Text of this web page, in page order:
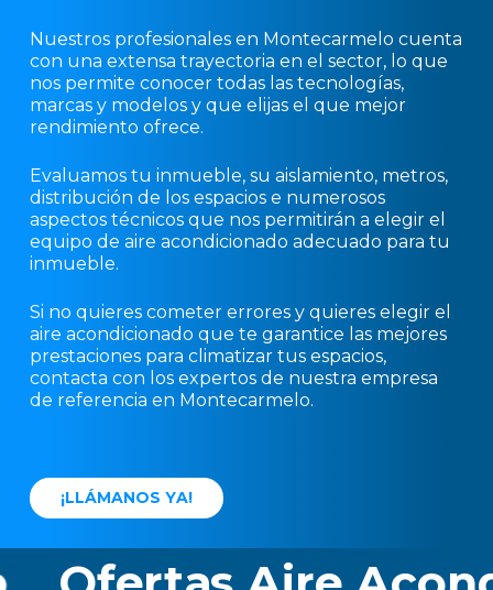
Nuestros profesionales en Montecarmelo cuenta
con una extensa trayectoria en el sector, lo que
nos permite conocer todas las tecnologías,
marcas y modelos y que elijas el que mejor
rendimiento ofrece.
Evaluamos tu inmueble, su aislamiento, metros,
distribución de los espacios e numerosos
aspectos técnicos que nos permitirán a elegir el
equipo de aire acondicionado adecuado para tu
inmueble.
Si no quieres cometer errores y quieres elegir el
aire acondicionado que te garantice las mejores
prestaciones para climatizar tus espacios,
contacta con los expertos de nuestra empresa
de referencia en Montecarmelo.
¡LLÁMANOS YA!